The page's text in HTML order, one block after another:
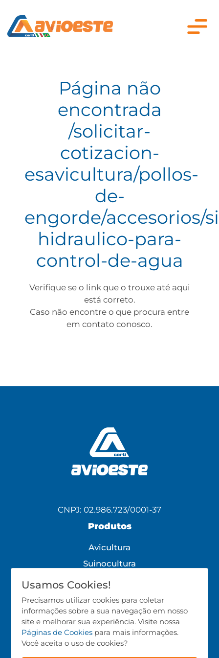
Usamos Cookies!
Precisamos utilizar cookies para coletar
informações sobre a sua navegação em nosso
site e melhorar sua experiência. Visite nossa
Páginas de Cookies para mais informações.
Você aceita o uso de cookies?
Página não
encontrada
/solicitar-
cotizacion-
esavicultura/pollos-
de-
engorde/accesorios/
hidraulico-para-
control-de-agua
Verifique se o link que o trouxe até aqui
está correto.
Caso não encontre o que procura entre
em contato conosco.
CNPJ: 02.986.723/0001-37
Produtos
Avicultura
Suinocultura
Bovinocultura
Todos os Produtos
Siga-nos!